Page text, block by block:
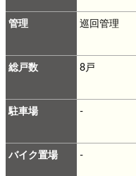
管理 巡回管理
総戸数 8戸
駐車場 -
バイク置場 -